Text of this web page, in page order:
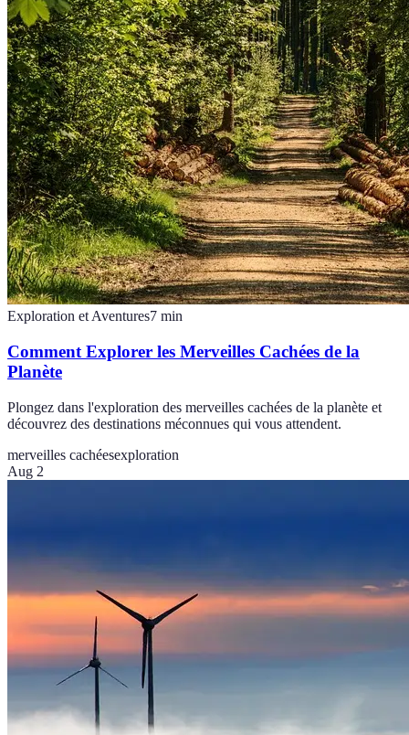
Exploration et Aventures7 min
Comment Explorer les Merveilles Cachées de la
Planète
Plongez dans l'exploration des merveilles cachées de la planète et
découvrez des destinations méconnues qui vous attendent.
merveilles cachéesexploration
Aug 2